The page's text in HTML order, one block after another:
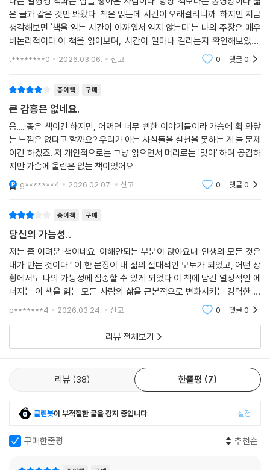
이 책은 가능성과 사고법을 증폭시키는 방법들을 알려주지만 근본적인 목
적은 새로운 눈으로 주위를 바라보고, 세상과 조화를 이루는 것이다. ‘모든
것은 만들어졌다’라는 생각으로 세상을 보면 우리 앞에 놓인 모든 문제는
아무것도 아니다. 그렇게 가뿐한 몸과 넓어진 시야로 다시 세상에 나간다.
은 글과 같은 것만 봐왔다. 책은 읽는데 시간이 오래걸리니까. 하지만 지금
생각해보면 '책을 읽는 시간이 아까워서 읽지 않는다'는 나의 주장은 매우
비논리적이다.이 책을 읽어보며, 시간이 얼마나 걸리는지 확인해보았다.
약 3일 정도 걸렸다. 또, 이후에 3일동안의 일상을 의식적으로 체크해보았
t********0 2026.03.06. 신고 0 댓글0
종이책 구매
큰 감흥은 없네요.
음.... 좋은 책이긴 하지만, 어쩌면 너무 뻔한 이야기들이라 가슴에 확 와닿
는 느낌은 없다고 할까요? 우리가 아는 사실들을 실천을 못하는 게 늘 문제
이긴 하겠죠. 저 개인적으로는 그냥 읽으면서 머리로는 '맞아' 하며 공감하
지만 가슴에 울림은 없는 책이었어요.
g*******4 2026.02.07. 신고 0 댓글0
종이책 구매
당신의 가능성..
저는 좀 어려운 책이네요. 이해안되는 부분이 많아요내 인생의 모든 것은
내가 만든 것이다.’ 이 한 문장이 내 삶의 절대적인 모토가 되었고, 어떤 상
황에서도 나의 가능성에 집중할 수 있게 되었다.이 책에 담긴 열정적인 에
너지는 이 책을 읽는 모든 사람의 삶을 근본적으로 변화시키는 강력한 기
폭제가 되어줄 것이다.
p*******4 2026.03.24. 신고 0 댓글0
리뷰 전체보기
리뷰 38 한줄평 7
클린봇이 부적절한 글을 감지 중입니다. 설정
구매한줄평 추천순